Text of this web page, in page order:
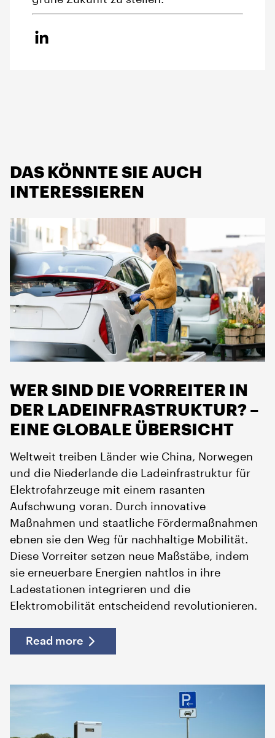
DAS KÖNNTE SIE AUCH
INTERESSIEREN
WER SIND DIE VORREITER IN
DER LADEINFRASTRUKTUR? –
EINE GLOBALE ÜBERSICHT
Weltweit treiben Länder wie China, Norwegen
und die Niederlande die Ladeinfrastruktur für
Elektrofahrzeuge mit einem rasanten
Aufschwung voran. Durch innovative
Maßnahmen und staatliche Fördermaßnahmen
ebnen sie den Weg für nachhaltige Mobilität.
Diese Vorreiter setzen neue Maßstäbe, indem
sie erneuerbare Energien nahtlos in ihre
Ladestationen integrieren und die
Elektromobilität entscheidend revolutionieren.
Read more